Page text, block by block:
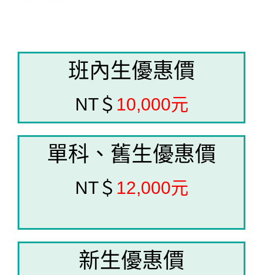
班內生優惠價
NT＄ 10,000元
單科、舊生優惠價
NT＄ 12,000元
新生優惠價